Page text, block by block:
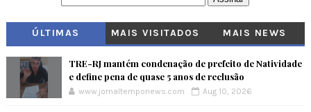
ÚLTIMAS MAIS VISITADOS MAIS NEWS
TRE-RJ mantém condenação de prefeito de Natividade
e define pena de quase 5 anos de reclusão
www.jornaltemponews.com Aug 10, 2026